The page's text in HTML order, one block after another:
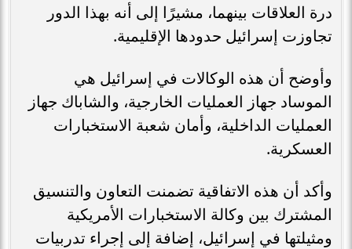
درة العلاقات بينهما، مشيرًا إلى أنه بهذا الدور
تجاوزت إسرائيل حدودها الإقليمية.
وأوضح أن هذه الوكالات في إسرائيل هي
الموساد جهاز العمليات الخارجية، والشاباك جهاز
العمليات الداخلية، وأمان شعبة الاستخبارات
العسكرية.
وأكد أن هذه الاتفاقية تضمنت التعاون والتنسيق
المشترك بين وكالة الاستخبارات الأمريكية
ومثيلتها في إسرائيل، إضافة إلى إجراء تدربيات